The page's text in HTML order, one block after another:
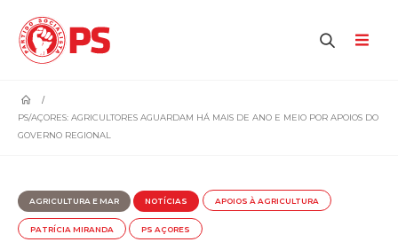
PS/AÇORES: AGRICULTORES AGUARDAM HÁ MAIS DE ANO E MEIO POR APOIOS DO
GOVERNO REGIONAL
AGRICULTURA E MAR NOTÍCIAS APOIOS À AGRICULTURA
PATRÍCIA MIRANDA PS AÇORES